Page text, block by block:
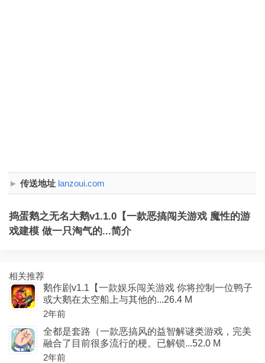
传送地址 lanzoui.com
捣蛋鹅之无名大鹅v1.1.0【一款恶搞闯关游戏 魔性的游
戏建模 做一只淘气的...简介
相关推荐
鹅作剧v1.1【一款娱乐闯关游戏 你将控制一位鸭子
或大鹅在太空船上与其他的...26.4 M
2年前
全都是套路（一款恶搞风的益智解谜类游戏，完美
融合了目前很多流行的梗。已解锁...52.0 M
2年前